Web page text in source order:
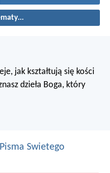
jak kształtują się kości
dzieła Boga, który
Swietego